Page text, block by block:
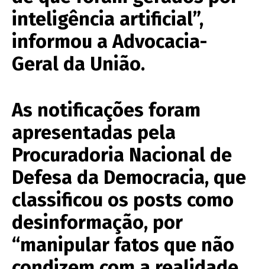
inteligência artificial”,
informou a Advocacia-
Geral da União.
As notificações foram
apresentadas pela
Procuradoria Nacional de
Defesa da Democracia, que
classificou os posts como
desinformação, por
“manipular fatos que não